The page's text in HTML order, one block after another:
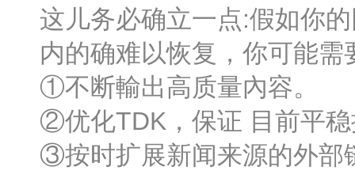
这儿务必确立一点:假如你
内的确难以恢复，你可能需
①不断輸出高质量內容。
②优化TDK，保证 目前平
③按时扩展新闻来源的外部